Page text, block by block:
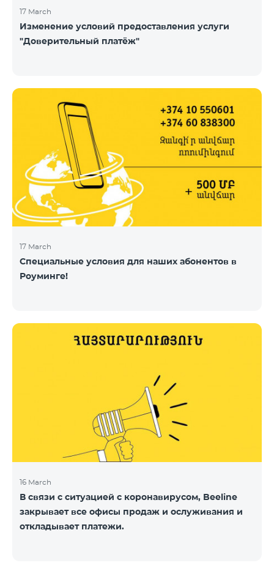
17 March
Изменение условий предоставления услуги
"Доверительный платёж"
17 March
Специальные условия для наших абонентов в
Роуминге!
16 March
В связи с ситуацией с коронавирусом, Beeline
закрывает все офисы продаж и ослуживания и
откладывает платежи.